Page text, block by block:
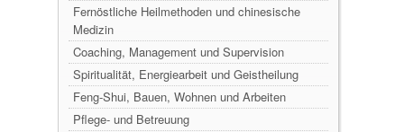
Fernöstliche Heilmethoden und chinesische
Medizin
Coaching, Management und Supervision
Spiritualität, Energiearbeit und Geistheilung
Feng-Shui, Bauen, Wohnen und Arbeiten
Pflege- und Betreuung